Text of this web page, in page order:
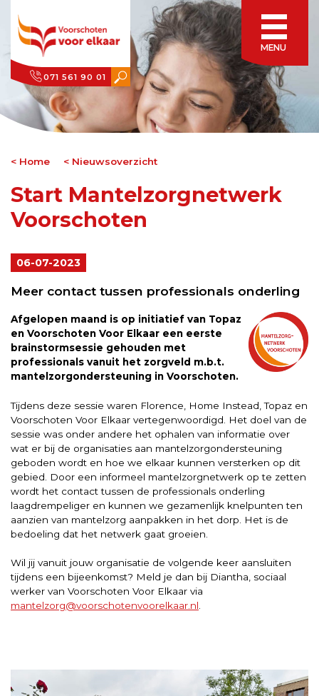
071 561 90 01
Home Nieuwsoverzicht
Start Mantelzorgnetwerk
Voorschoten
06-07-2023
Meer contact tussen professionals onderling
Afgelopen maand is op initiatief van Topaz
en Voorschoten Voor Elkaar een eerste
brainstormsessie gehouden met
professionals vanuit het zorgveld m.b.t.
mantelzorgondersteuning in Voorschoten.
Tijdens deze sessie waren Florence, Home Instead, Topaz en
Voorschoten Voor Elkaar vertegenwoordigd. Het doel van de
sessie was onder andere het ophalen van informatie over
wat er bij de organisaties aan mantelzorgondersteuning
geboden wordt en hoe we elkaar kunnen versterken op dit
gebied. Door een informeel mantelzorgnetwerk op te zetten
wordt het contact tussen de professionals onderling
laagdrempeliger en kunnen we gezamenlijk knelpunten ten
aanzien van mantelzorg aanpakken in het dorp. Het is de
bedoeling dat het netwerk gaat groeien.
Wil jij vanuit jouw organisatie de volgende keer aansluiten
tijdens een bijeenkomst? Meld je dan bij Diantha, sociaal
werker van Voorschoten Voor Elkaar via
mantelzorg@voorschotenvoorelkaar.nl
MENU